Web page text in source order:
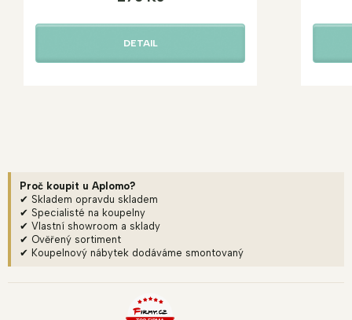
DETAIL
Proč koupit u Aplomo?
✔ Skladem opravdu skladem
✔ Specialisté na koupelny
✔ Vlastní showroom a sklady
✔ Ověřený sortiment
✔ Koupelnový nábytek dodáváme smontovaný